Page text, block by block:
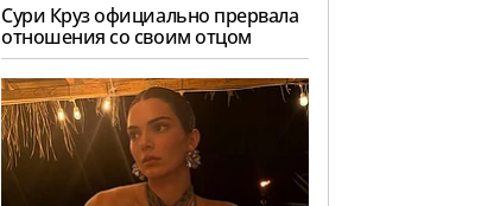
Сури Круз официально прервала
отношения со своим отцом